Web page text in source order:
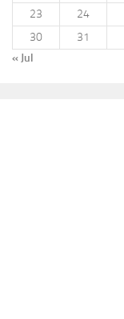
23 24
30
31
« Jul